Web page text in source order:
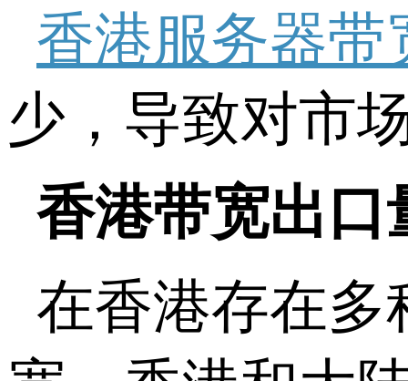
香港服务器带
少，导致对市
香港带宽出口
在香港存在多